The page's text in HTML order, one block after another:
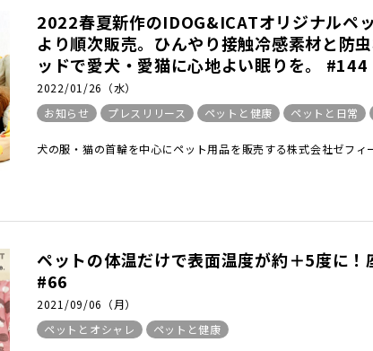
2022春夏新作のIDOG&ICATオリジナルペ
より順次販売。ひんやり接触冷感素材と防
ッドで愛犬・愛猫に心地よい眠りを。 #144
2022/01/26（水）
お知らせ
プレスリリース ペットと健康 ペットと日常
犬の服・猫の首輪を中心にペット用品を販売する株式会社ゼフ
ペットの体温だけで表面温度が約＋5度に！
#66
2021/09/06（月）
ペットとオシャレ
ペットと健康